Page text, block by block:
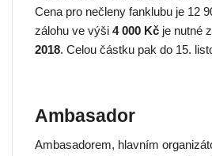
Cena pro nečleny fanklubu je 12
zálohu ve výši 4 000 Kč je nutné
2018. Celou částku pak do 15.
Ambasador
Ambasadorem, hlavním